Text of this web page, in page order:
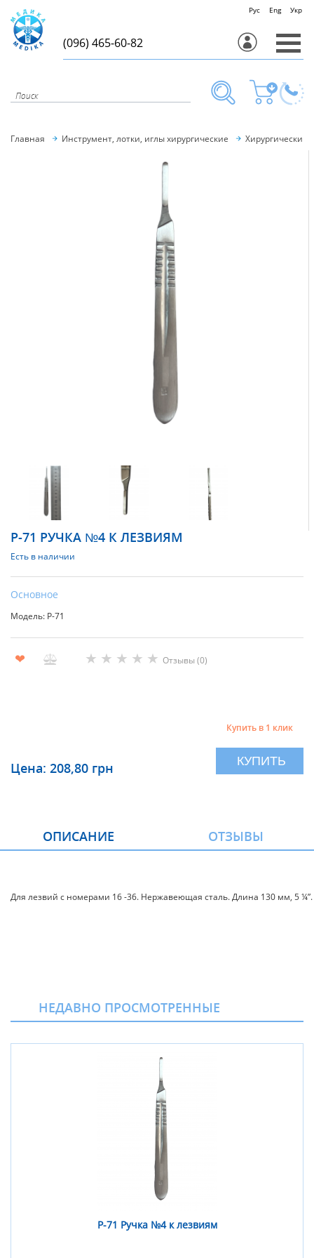
Рус Eng Укр
(096) 465-60-82
Главная Инструмент, лотки, иглы хирургические
Р-71 РУЧКА №4 К ЛЕЗВИЯМ
Есть в наличии
Основное
Модель: Р-71
❤ ★ ★ ★ ★ ★ Отзывы (0)
Цена: 208,80 грн
Купить в 1 клик
КУПИТЬ
ОПИСАНИЕ ОТЗЫВЫ
Для лезвий с номерами 16 -36. Нержавеющая сталь. Длина 130 мм, 5 ¼”.
НЕДАВНО ПРОСМОТРЕННЫЕ
Р-71 Ручка №4 к лезвиям